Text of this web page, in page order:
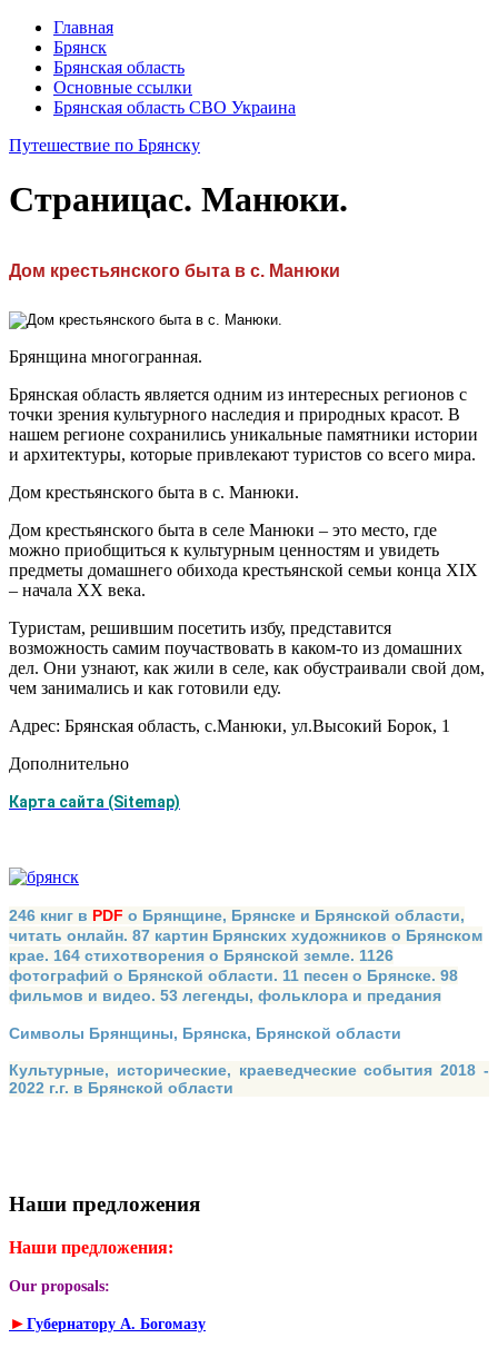
Главная
Брянск
Брянская область
Основные ссылки
Брянская область СВО Украина
Путешествие по Брянску
Страницас. Манюки.
Дом крестьянского быта в с. Манюки
Брянщина многогранная.
Брянская область является одним из интересных регионов с
точки зрения культурного наследия и природных красот. В
нашем регионе сохранились уникальные памятники истории
и архитектуры, которые привлекают туристов со всего мира.
Дом крестьянского быта в с. Манюки.
Дом крестьянского быта в селе Манюки – это место, где
можно приобщиться к культурным ценностям и увидеть
предметы домашнего обихода крестьянской семьи конца XIX
– начала XX века.
Туристам, решившим посетить избу, представится
возможность самим поучаствовать в каком-то из домашних
дел. Они узнают, как жили в селе, как обустраивали свой дом,
чем занимались и как готовили еду.
Адрес: Брянская область, с.Манюки, ул.Высокий Борок, 1
Дополнительно
Карта сайта (Sitemap)
246 книг в PDF о Брянщине, Брянске и Брянской области,
читать онлайн. 87 картин Брянских художников о Брянском
крае. 164 стихотворения о Брянской земле. 1126
фотографий о Брянской области. 11 песен о Брянске. 98
фильмов и видео. 53 легенды, фольклора и предания
Символы Брянщины, Брянска, Брянской области
Культурные, исторические, краеведческие события 2018 -
2022 г.г. в Брянской области
Наши предложения
Наши предложения:
Our proposals:
► Губернатору А. Богомазу